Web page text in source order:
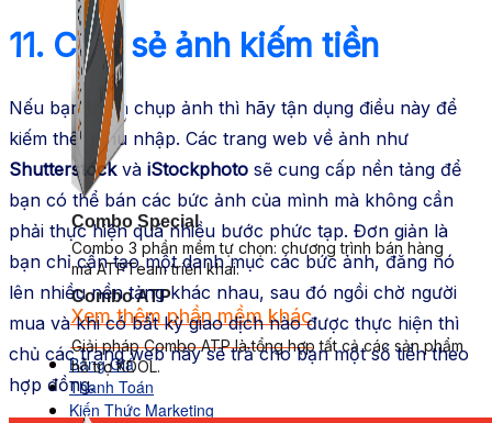
Combo Special
Combo 3 phần mềm tự chọn: chương trình bán hàng
mà ATPTeam triển khai.
Xem thêm phần mềm khác
Xem thêm phần mềm khác
Bảng Giá
Thanh Toán
Kiến Thức Marketing
Combo ATP
Giải pháp Combo ATP là tổng hợp tất cả các sản phẩm
hỗ trợ KDOL.
11. Chia sẻ ảnh kiếm tiền
Nếu bạn thích chụp ảnh thì hãy tận dụng điều này để
kiếm thêm thu nhập. Các trang web về ảnh như
Shutterstockvà iStockphoto sẽ cung cấp nền tảng để
bạn có thể bán các bức ảnh của mình mà không cần
phải thực hiện quá nhiều bước phức tạp. Đơn giản là
bạn chỉ cần tạo một danh mục các bức ảnh, đăng nó
lên nhiều nền tảng khác nhau, sau đó ngồi chờ người
mua và khi có bất kỳ giao dịch nào được thực hiện thì
chủ các trang web này sẽ trả cho bạn một số tiền theo
hợp đồng.